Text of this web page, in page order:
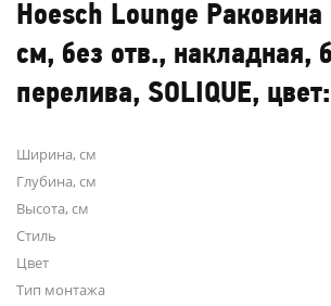
Hoesch Lounge
см, без отв., накладная,
перелива, SOLIQUE,
Ширина, см
Глубина, см
Высота, см
Стиль
Цвет
Тип монтажа